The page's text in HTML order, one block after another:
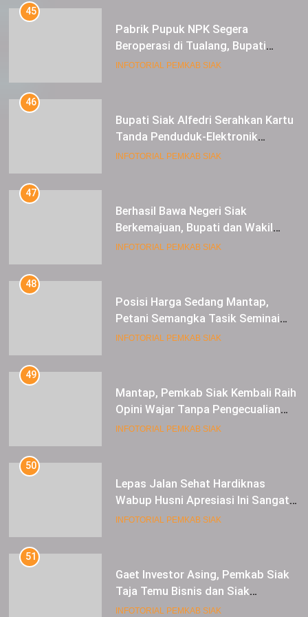
45
Pabrik Pupuk NPK Segera
Beroperasi di Tualang, Bupati
Alfedri Investasi ini Tingkatkan
INFOTORIAL PEMKAB SIAK
46
Bupati Siak Alfedri Serahkan Kartu
Tanda Penduduk-Elektronik
Kepada Pelajar SMK 1 Koto Gasib
INFOTORIAL PEMKAB SIAK
47
Berhasil Bawa Negeri Siak
Berkemajuan, Bupati dan Wakil
Bupati Siak Terima Gelar Adat
INFOTORIAL PEMKAB SIAK
48
Posisi Harga Sedang Mantap,
Petani Semangka Tasik Seminai
Raup Untung
INFOTORIAL PEMKAB SIAK
49
Mantap, Pemkab Siak Kembali Raih
Opini Wajar Tanpa Pengecualian
ke-13 Dari BPK RI.
INFOTORIAL PEMKAB SIAK
50
Lepas Jalan Sehat Hardiknas
Wabup Husni Apresiasi Ini Sangat
Luar Biasa
INFOTORIAL PEMKAB SIAK
51
Gaet Investor Asing, Pemkab Siak
Taja Temu Bisnis dan Siak
Expoversary 2024
INFOTORIAL PEMKAB SIAK